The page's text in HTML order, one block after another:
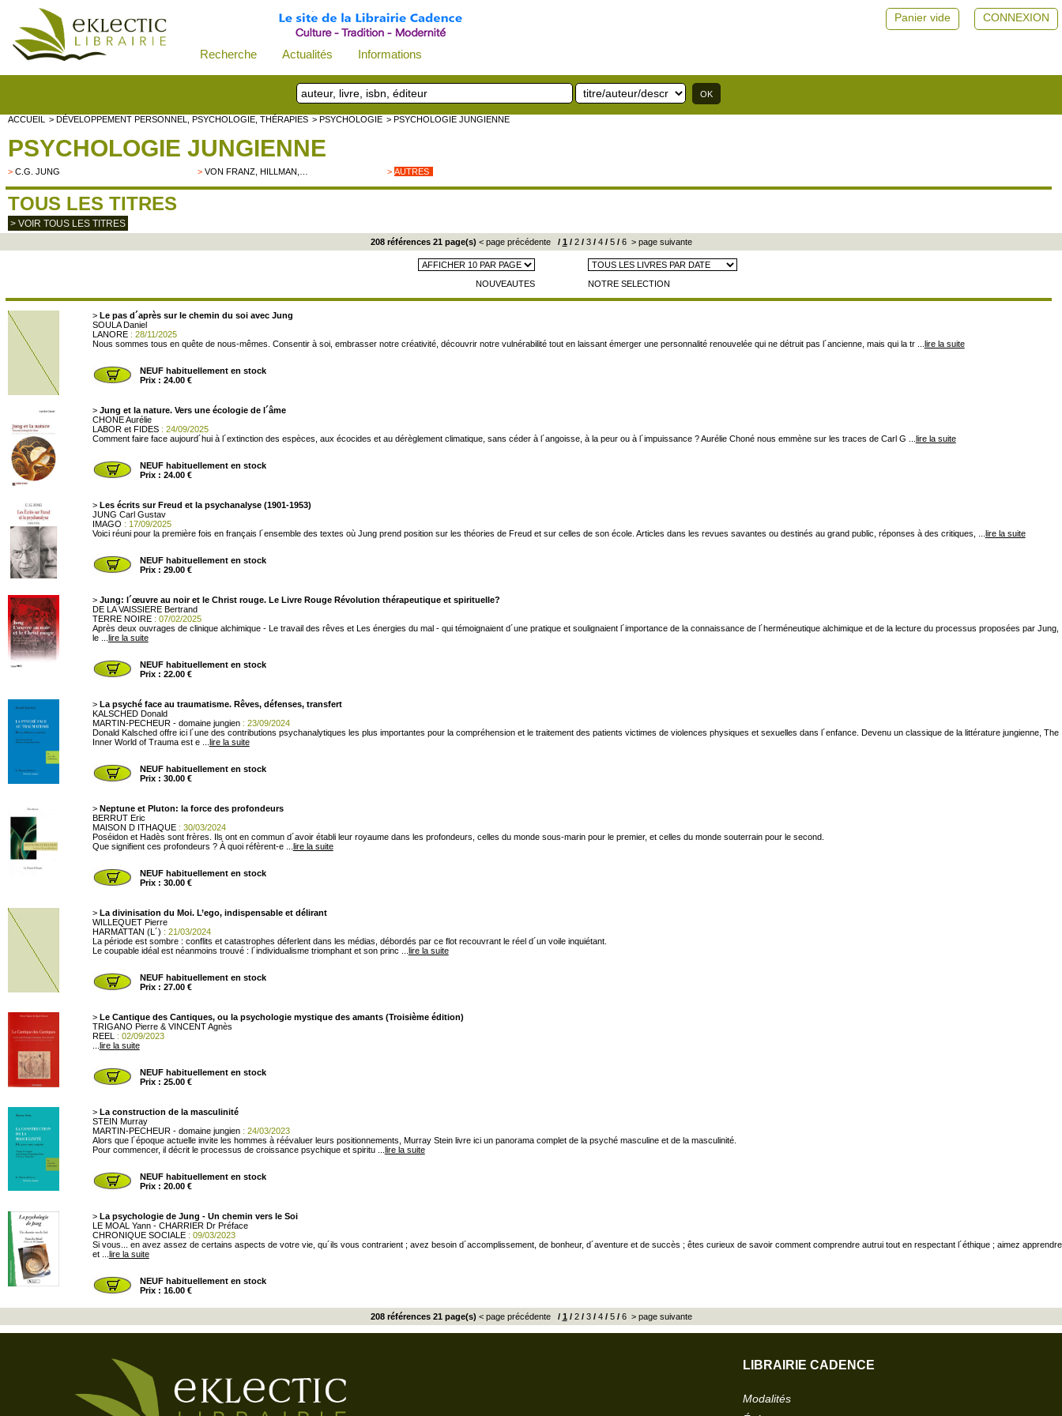
Recherche Actualités Informations
CONNEXION
Panier vide
ACCUEIL > DÉVELOPPEMENT PERSONNEL, PSYCHOLOGIE, THÉRAPIES > PSYCHOLOGIE > PSYCHOLOGIE JUNGIENNE
PSYCHOLOGIE JUNGIENNE
> C.G. JUNG >VON FRANZ, HILLMAN,… >AUTRES
TOUS LES TITRES
> VOIR TOUS LES TITRES
208 références 21 page(s) < page précédente/ 1 /2/3/4/5/6 > page suivante
NOUVEAUTES NOTRE SELECTION
> Le pas d´après sur le chemin du soi avec Jung
SOULA Daniel
LANORE: 28/11/2025
Nous sommes tous en quête de nous-mêmes. Consentir à soi, embrasser notre créativité, découvrir notre vulnérabilité tout en laissant émerger une personnalité renouvelée qui ne détruit pas l´ancienne, mais qui la tr ... lire la suite
NEUF habituellement en stock
Prix : 24.00 €
> Jung et la nature. Vers une écologie de l´âme
CHONE Aurélie
LABOR et FIDES: 24/09/2025
Comment faire face aujourd´hui à l´extinction des espèces, aux écocides et au dérèglement climatique, sans céder à l´angoisse, à la peur ou à l´impuissance ? Aurélie Choné nous emmène sur les traces de Carl G ... lire la suite
NEUF habituellement en stock
Prix : 24.00 €
> Les écrits sur Freud et la psychanalyse (1901-1953)
JUNG Carl Gustav
IMAGO : 17/09/2025
Voici réuni pour la première fois en français l´ensemble des textes où Jung prend position sur les théories de Freud et sur celles de son école. Articles dans les revues savantes ou destinés au grand public, réponses à des critiques, ... lire la suite
NEUF habituellement en stock
Prix : 29.00 €
> Jung: l´œuvre au noir et le Christ rouge. Le Livre Rouge Révolution thérapeutique et spirituelle?
DE LA VAISSIERE Bertrand
TERRE NOIRE: 07/02/2025
Après deux ouvrages de clinique alchimique - Le travail des rêves et Les énergies du mal - qui témoignaient d´une pratique et soulignaient l´importance de la connaissance de l´herméneutique alchimique et de la lecture du processus proposées par Jung,
le ... lire la suite
NEUF habituellement en stock
Prix : 22.00 €
> La psyché face au traumatisme. Rêves, défenses, transfert
KALSCHED Donald
MARTIN-PECHEUR - domaine jungien : 23/09/2024
Donald Kalsched offre ici l´une des contributions psychanalytiques les plus importantes pour la compréhension et le traitement des patients victimes de violences physiques et sexuelles dans l´enfance. Devenu un classique de la littérature jungienne, The
Inner World of Trauma est e ... lire la suite
NEUF habituellement en stock
Prix : 30.00 €
> Neptune et Pluton: la force des profondeurs
BERRUT Eric
MAISON D ITHAQUE: 30/03/2024
Poséidon et Hadès sont frères. Ils ont en commun d´avoir établi leur royaume dans les profondeurs, celles du monde sous-marin pour le premier, et celles du monde souterrain pour le second.
Que signifient ces profondeurs ? À quoi réfèrent-e ... lire la suite
NEUF habituellement en stock
Prix : 30.00 €
> La divinisation du Moi. L’ego, indispensable et délirant
WILLEQUET Pierre
HARMATTAN (L´) : 21/03/2024
La période est sombre : conflits et catastrophes déferlent dans les médias, débordés par ce flot recouvrant le réel d´un voile inquiétant.
Le coupable idéal est néanmoins trouvé : l´individualisme triomphant et son princ ... lire la suite
NEUF habituellement en stock
Prix : 27.00 €
> Le Cantique des Cantiques, ou la psychologie mystique des amants (Troisième édition)
TRIGANO Pierre & VINCENT Agnès
REEL
: 02/09/2023
lire la suite
NEUF habituellement en stock
Prix : 25.00 €
> La construction de la masculinité
STEIN Murray
MARTIN-PECHEUR - domaine jungien : 24/03/2023
Alors que l´époque actuelle invite les hommes à réévaluer leurs positionnements, Murray Stein livre ici un panorama complet de la psyché masculine et de la masculinité.
Pour commencer, il décrit le processus de croissance psychique et spiritu ... lire la suite
NEUF habituellement en stock
Prix : 20.00 €
> La psychologie de Jung - Un chemin vers le Soi
LE MOAL Yann - CHARRIER Dr Préface
CHRONIQUE SOCIALE: 09/03/2023
Si vous... en avez assez de certains aspects de votre vie, qu´ils vous contrarient ; avez besoin d´accomplissement, de bonheur, d´aventure et de succès ; êtes curieux de savoir comment comprendre autrui tout en respectant l´éthique ; aimez apprendre
et ... lire la suite
NEUF habituellement en stock
Prix : 16.00 €
208 références 21 page(s) < page précédente/ 1 /2/3/4/5/6 > page suivante
LIBRAIRIE CADENCE
Modalités